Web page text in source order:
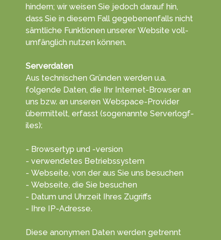
hindern; wir wei­sen Sie je­doch da­rauf hin,
dass Sie in diesem Fall ge­ge­benen­falls nicht
sämt­liche Funk­tionen unserer Web­site voll­
umfäng­lich nut­zen kön­nen.
Serverdaten
Aus tech­nischen Gründ­en werden u.a.
folgende Da­ten, die Ihr Inter­net-Browser an
uns bzw. an unseren Web­space-Provider
übe­rmittelt, erf­asst (soge­nannte Serve­rlogf­
iles):
- Browsertyp und -version
- verwendetes Betriebssystem
- Webseite, von der aus Sie uns besuchen
- Webseite, die Sie besuchen
- Datum und Uhrzeit Ihres Zugriffs
- Ihre IP-Adresse.
Diese anonymen Daten wer­den getrennt